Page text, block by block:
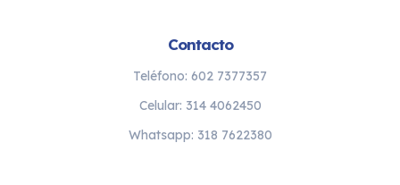
Contacto
Teléfono: 602 7377357
Celular: 314 4062450
Whatsapp: 318 7622380